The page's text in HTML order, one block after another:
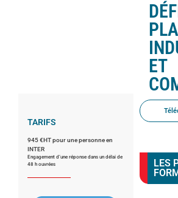
ET
TARIFS
945 €HT pour une personne en
INTER
Engagement d’une réponse dans un délai de
48 h ouvrées
LES